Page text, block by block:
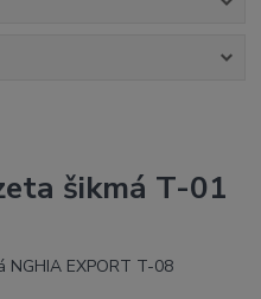
šikmá T-01
NGHIA EXPORT T-08